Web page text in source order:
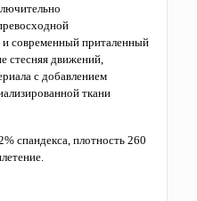
современный приталенный
стесняя движений,
с добавлением
ткани
спандекса, плотность 260